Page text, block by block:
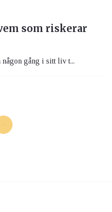
som riskerar
gång i sitt liv t...